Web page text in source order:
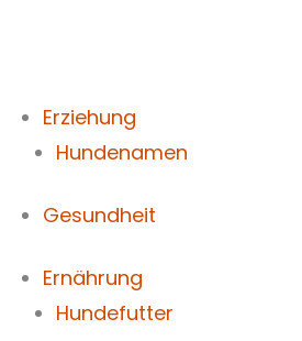
Erziehung
Hundenamen
Gesundheit
Ernährung
Hundefutter